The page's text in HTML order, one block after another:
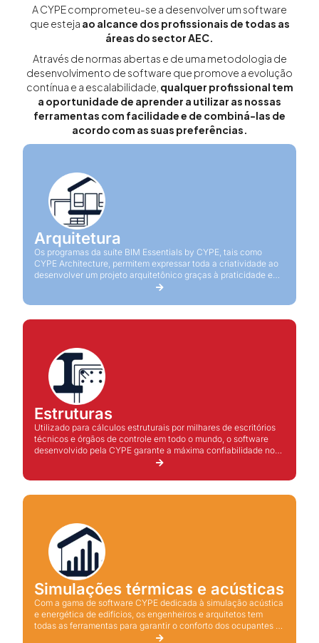
A CYPE comprometeu-se a desenvolver um software
que esteja ao alcance dos profissionais de todas as
áreas do sector AEC.
Através de normas abertas e de uma metodologia de
desenvolvimento de software que promove a evolução
contínua e a escalabilidade, qualquer profissional tem
a oportunidade de aprender a utilizar as nossas
ferramentas com facilidade e de combiná-las de
acordo com as suas preferências.
Arquitetura
Os programas da suíte BIM Essentials by CYPE, tais como
CYPE Architecture, permitem expressar toda a criatividade ao
desenvolver um projeto arquitetônico graças à praticidade e
Estruturas
Utilizado para cálculos estruturais por milhares de escritórios
técnicos e órgãos de controle em todo o mundo, o software
desenvolvido pela CYPE garante a máxima confiabilidade nos
cálculos e permite que os usuários proponham soluções
Simulações térmicas e acústicas
Com a gama de software CYPE dedicada à simulação acústica
e energética de edifícios, os engenheiros e arquitetos tem
todas as ferramentas para garantir o conforto dos ocupantes e
reduzir o consumo de energia dos edifícios.